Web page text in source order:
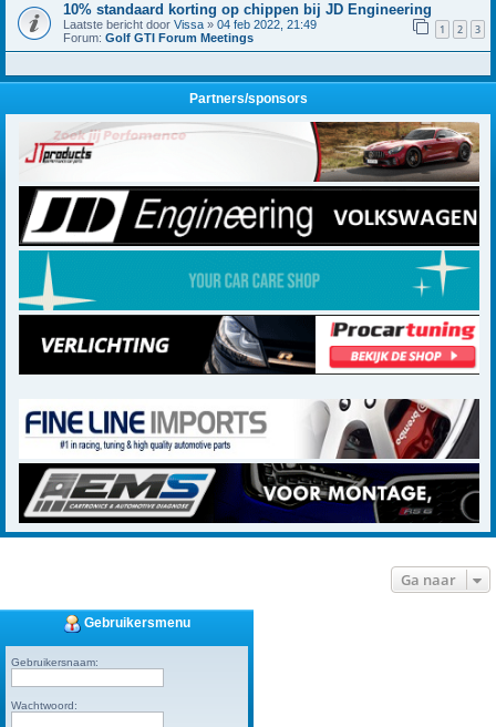
10% standaard korting op chippen bij JD Engineering
1 2 3
Laatste bericht door Vissa » 04 feb 2022, 21:49
Forum: Golf GTI Forum Meetings
Partners/sponsors
Ga naar
Gebruikersmenu
Gebruikersnaam:
Wachtwoord: